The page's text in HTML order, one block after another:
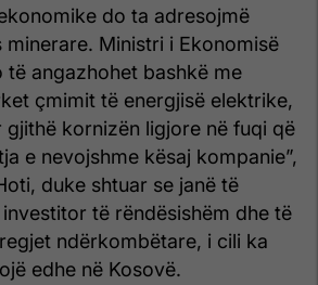
do ta adresojmë
minerare. Ministri i Ekonomisë
të angazhohet bashkë me
çmimit të energjisë elektrike,
kornizën ligjore në fuqi që
e nevojshme kësaj kompanie”,
duke shtuar se janë të
të rëndësishëm dhe të
ndërkombëtare, i cili ka
edhe në Kosovë.